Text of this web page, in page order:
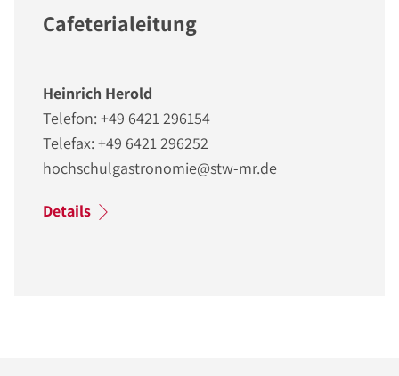
Cafeterialeitung
Heinrich Herold
Telefon: +49 6421 296154
Telefax: +49 6421 296252
hochschulgastronomie@stw-mr.de
Details